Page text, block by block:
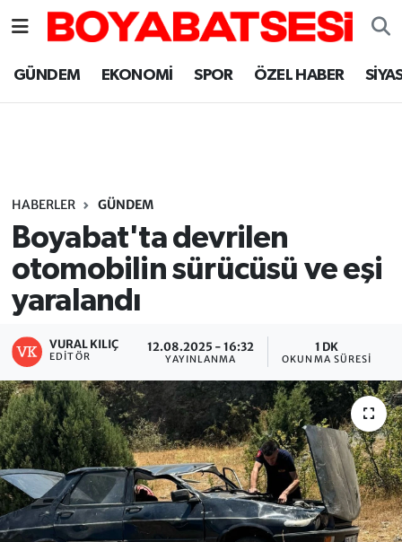
GÜNDEM EKONOMİ SPOR ÖZEL HABER
HABERLER GÜNDEM
Boyabat'ta devrilen
otomobilin sürücüsü ve eşi
yaralandı
VURAL KILIÇ
EDITÖR
12.08.2025 - 16:32
YAYINLANMA
1 DK
OKUNMA SÜRESI
Sinop Nöbetçi Eczaneler
Sinop Trafik Yoğunluk Haritası
Süper Lig Puan Durumu ve Fikstür
Tüm Manşetler
Son Dakika Haberleri
Haber Arşivi